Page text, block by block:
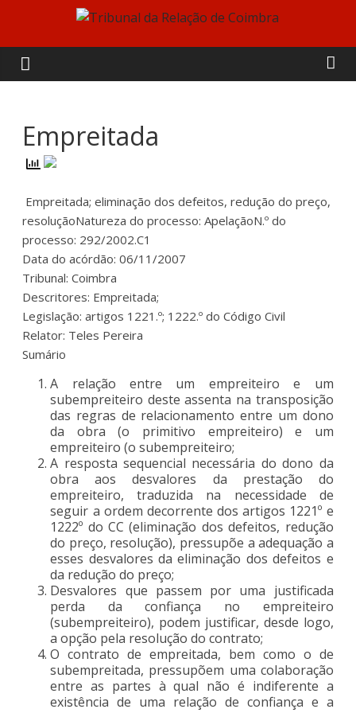
content
Tribunal
da
Relação
de
Coimbra
Empreitada
Empreitada; eliminação dos defeitos, redução do preço,
resoluçãoNatureza do processo: ApelaçãoN.º do
processo: 292/2002.C1
Data do acórdão: 06/11/2007
Tribunal: Coimbra
Descritores: Empreitada;
Legislação: artigos 1221.º; 1222.º do Código Civil
Relator: Teles Pereira
Sumário
A relação entre um empreiteiro e um
subempreiteiro deste assenta na transposição
das regras de relacionamento entre um dono
da obra (o primitivo empreiteiro) e um
empreiteiro (o subempreiteiro;
A resposta sequencial necessária do dono da
obra aos desvalores da prestação do
empreiteiro, traduzida na necessidade de
seguir a ordem decorrente dos artigos 1221º e
1222º do CC (eliminação dos defeitos, redução
do preço, resolução), pressupõe a adequação a
esses desvalores da eliminação dos defeitos e
da redução do preço;
Desvalores que passem por uma justificada
perda da confiança no empreiteiro
(subempreiteiro), podem justificar, desde logo,
a opção pela resolução do contrato;
O contrato de empreitada, bem como o de
subempreitada, pressupõem uma colaboração
entre as partes à qual não é indiferente a
existência de uma relação de confiança e a